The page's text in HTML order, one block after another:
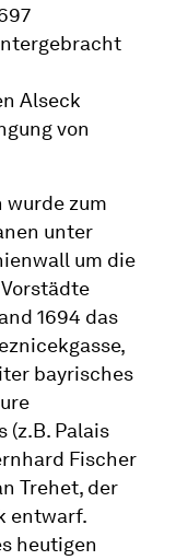
Alseck
von
wurde zum
unter
um die
1694 das
bayrisches
(z.B. Palais
Fischer
Trehet, der
entwarf.
heutigen